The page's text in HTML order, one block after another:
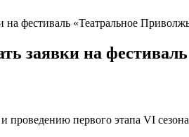
на фестиваль «Театральное
заявки на
проведению первого этапа VI